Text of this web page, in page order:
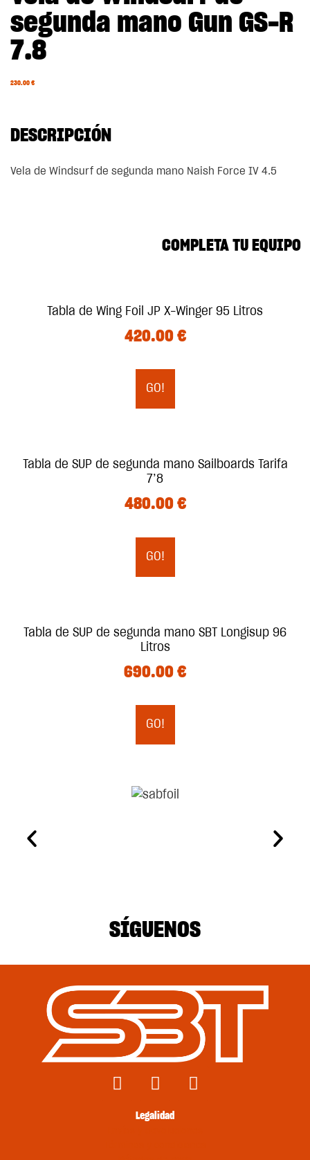
segunda mano Gun GS-R
7.8
230.00 €
DESCRIPCIÓN
Vela de Windsurf de segunda mano Naish Force IV 4.5
COMPLETA TU EQUIPO
Tabla de Wing Foil JP X-Winger 95 Litros
420.00 €
GO!
Tabla de SUP de segunda mano Sailboards Tarifa
7’8
480.00 €
GO!
Tabla de SUP de segunda mano SBT Longisup 96
Litros
690.00 €
GO!
SÍGUENOS
Legalidad